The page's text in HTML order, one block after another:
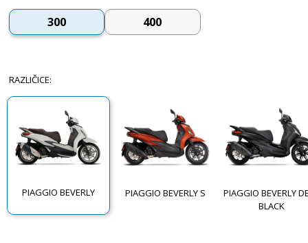
300 400
RAZLIČICE:
PIAGGIO BEVERLY PIAGGIO BEVERLY S
PIAGGIO BEVERLY
BLACK